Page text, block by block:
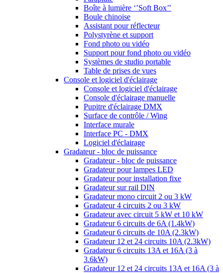
Boîte à lumière ‘’Soft Box’’
Boule chinoise
Assistant pour réflecteur
Polystyrène et support
Fond photo ou vidéo
Support pour fond photo ou vidéo
Systèmes de studio portable
Table de prises de vues
Console et logiciel d'éclairage
Console et logiciel d'éclairage
Console d'éclairage manuelle
Pupitre d'éclairage DMX
Surface de contrôle / Wing
Interface murale
Interface PC - DMX
Logiciel d'éclairage
Gradateur - bloc de puissance
Gradateur - bloc de puissance
Gradateur pour lampes LED
Gradateur pour installation fixe
Gradateur sur rail DIN
Gradateur mono circuit 2 ou 3 kW
Gradateur 4 circuits 2 ou 3 kW
Gradateur avec circuit 5 kW et 10 kW
Gradateur 6 circuits de 6A (1.4kW)
Gradateur 6 circuits de 10A (2.3kW)
Gradateur 12 et 24 circuits 10A (2.3kW)
Gradateur 6 circuits 13A et 16A (3 à
3.6kW)
Gradateur 12 et 24 circuits 13A et 16A (3 à